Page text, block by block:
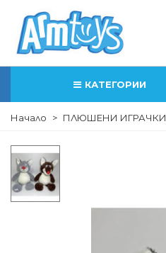
КАТЕГОРИИ
Начало > ПЛЮШЕНИ ИГРАЧКИ